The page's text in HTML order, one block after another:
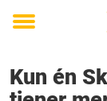
Toggle
Kun én